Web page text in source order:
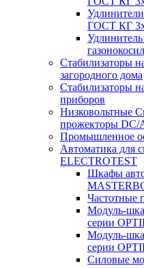
ГОСТ КГ
Стабилизаторы
загородного дома
Стабилизаторы
приборов
Низковольтные
прожекторы DC/
Промышленное
Автоматика для
ELECTROTEST
Шкафы
Частотные
Модуль-
серии
Модуль-
серии
Силовые